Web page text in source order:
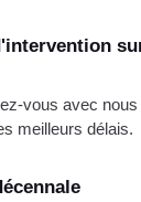
vous avec
meilleurs délais.